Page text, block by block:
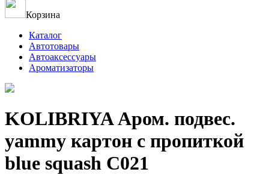
Корзина
Каталог
Автотовары
Автоаксессуары
Ароматизаторы
KOLIBRIYA Аром. подвес.
yammy картон с пропиткой
blue squash C021